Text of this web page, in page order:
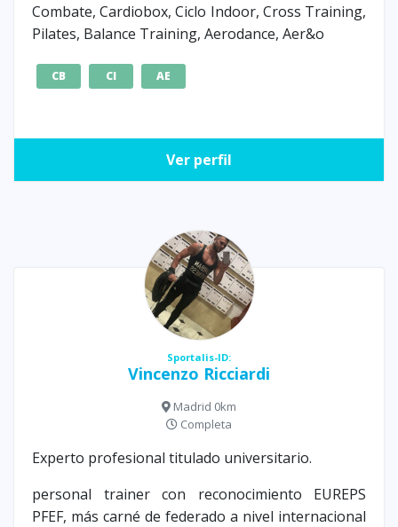
Combate, Cardiobox, Ciclo Indoor, Cross Training,
Pilates, Balance Training, Aerodance, Aer&o
CB CI AE
Ver perfil
Sportalis-ID:
Vincenzo Ricciardi
Madrid 0km
Completa
Experto profesional titulado universitario.
personal trainer con reconocimiento EUREPS
PFEF, más carné de federado a nivel internacional